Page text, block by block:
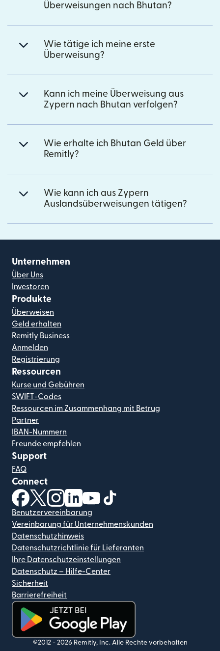
Überweisungen nach Bhutan?
Wie tätige ich meine erste
Überweisung?
Kann ich meine Überweisung aus
Zypern nach Bhutan verfolgen?
Wie erhalte ich Bhutan Geld über
Remitly?
Wie kann ich aus Zypern
Auslandsüberweisungen tätigen?
Unternehmen
Über Uns
Investoren
Produkte
Überweisen
Geld erhalten
Remitly Business
Anmelden
Registrierung
Ressourcen
Kurse und Gebühren
SWIFT-Codes
Ressourcen im Zusammenhang mit Betrug
Partner
IBAN-Nummern
Freunde empfehlen
Support
FAQ
Connect
(wird in einem neuen Fenster geöffnet)
(wird in einem neuen Fenster geöffnet)
(wird in einem neuen Fenster geöffnet)
(wird in einem neuen Fenster geöffnet)
(wird in einem neuen Fenster
Benutzervereinbarung
Vereinbarung für Unternehmenskunden
Datenschutzhinweis
Datenschutzrichtlinie für Lieferanten
Ihre Datenschutzeinstellungen
Datenschutz – Hilfe-Center
Sicherheit
Barrierefreiheit
(wird in einem neuen Fenster geöffnet)
©2012 - 2026 Remitly, Inc. Alle Rechte vorbehalten